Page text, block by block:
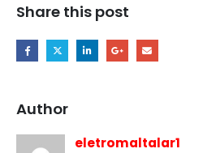
Share this post
Author
eletromaltalar1